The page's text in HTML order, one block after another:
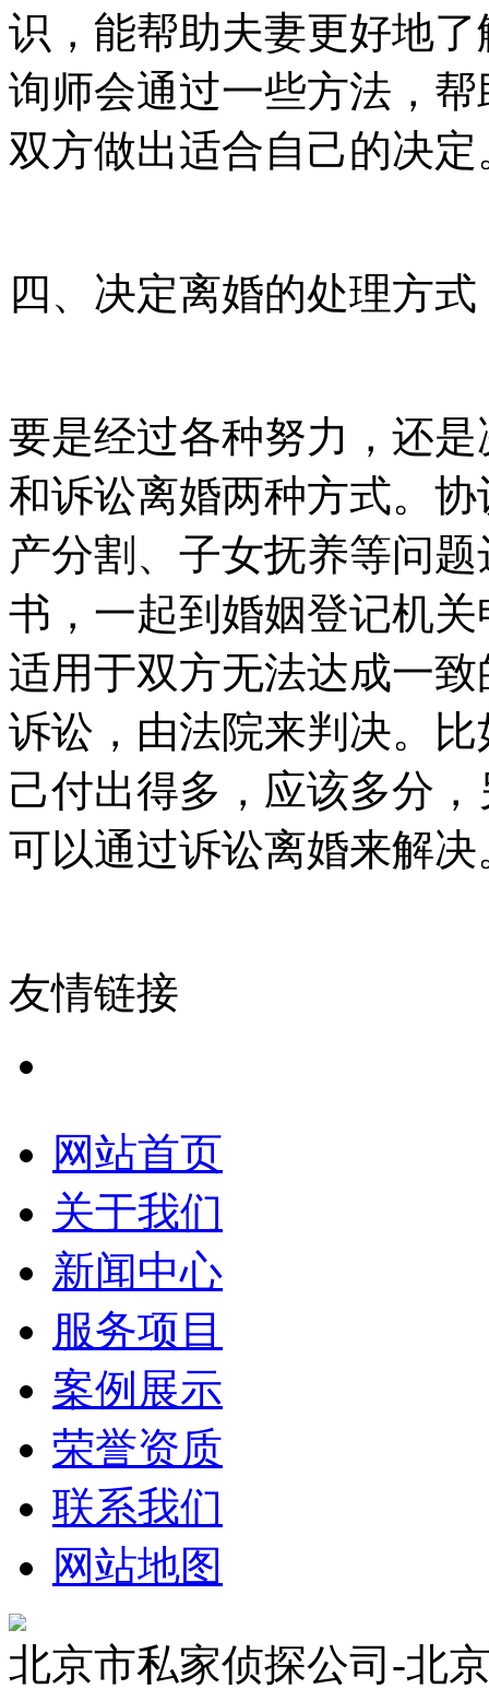
识，能帮助夫妻更好地
询师会通过一些方法，
双方做出适合自己的决定
四、决定离婚的处理方式
要是经过各种努力，还
和诉讼离婚两种方式。
产分割、子女抚养等问
书，一起到婚姻登记机
适用于双方无法达成一
诉讼，由法院来判决。
己付出得多，应该多分
可以通过诉讼离婚来解决
友情链接
网站首页
关于我们
新闻中心
服务项目
案例展示
荣誉资质
联系我们
网站地图
北京市私家侦探公司-北